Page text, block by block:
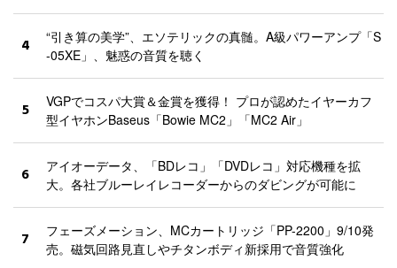
4
“引き算の美学”、エソテリックの真髄。A級パワーアンプ「S
-05XE」、魅惑の音質を聴く
5
VGPでコスパ大賞＆金賞を獲得！ プロが認めたイヤーカフ
型イヤホンBaseus「Bowie MC2」「MC2 Air」
6
アイオーデータ、「BDレコ」「DVDレコ」対応機種を拡
大。各社ブルーレイレコーダーからのダビングが可能に
7
フェーズメーション、MCカートリッジ「PP-2200」9/10発
売。磁気回路見直しやチタンボディ新採用で音質強化